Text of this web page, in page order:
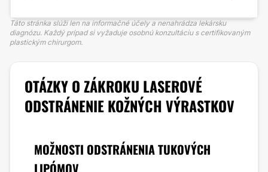
Táto stránka slúži len na informačné účely a nenahrádza lekársku
diagnózu. Každý prípad si vyžaduje osobnú konzultáciu s certifikovaným
plastickým chirurgom.
OTÁZKY O ZÁKROKU LASEROVÉ
ODSTRÁNENIE KOŽNÝCH VÝRASTKOV
MOŽNOSTI ODSTRÁNENIA TUKOVÝCH
LIPÓMOV